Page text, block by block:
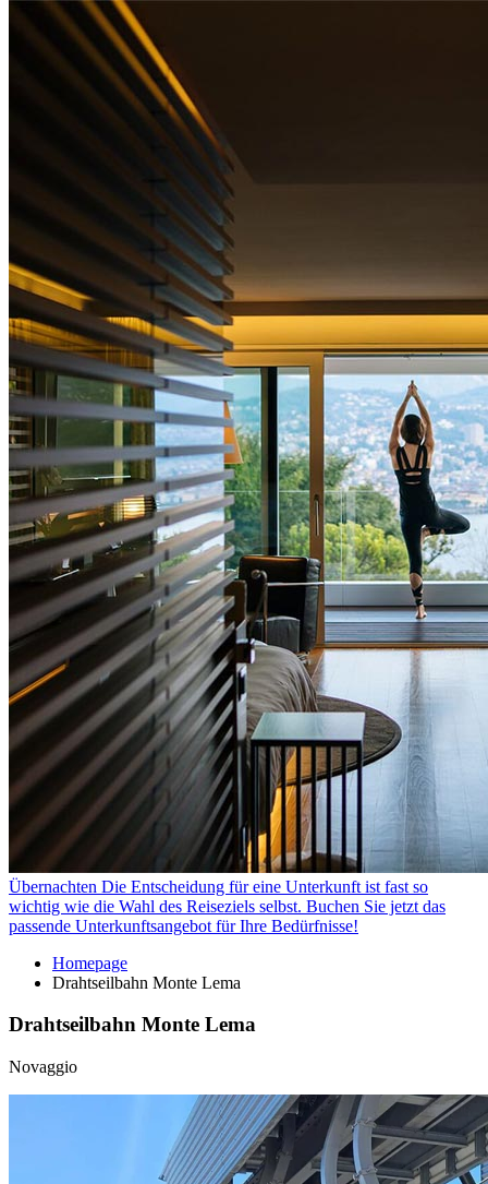
Übernachten Die Entscheidung für eine Unterkunft ist fast so
wichtig wie die Wahl des Reiseziels selbst. Buchen Sie jetzt das
passende Unterkunftsangebot für Ihre Bedürfnisse!
Homepage
Drahtseilbahn Monte Lema
Drahtseilbahn Monte Lema
Novaggio